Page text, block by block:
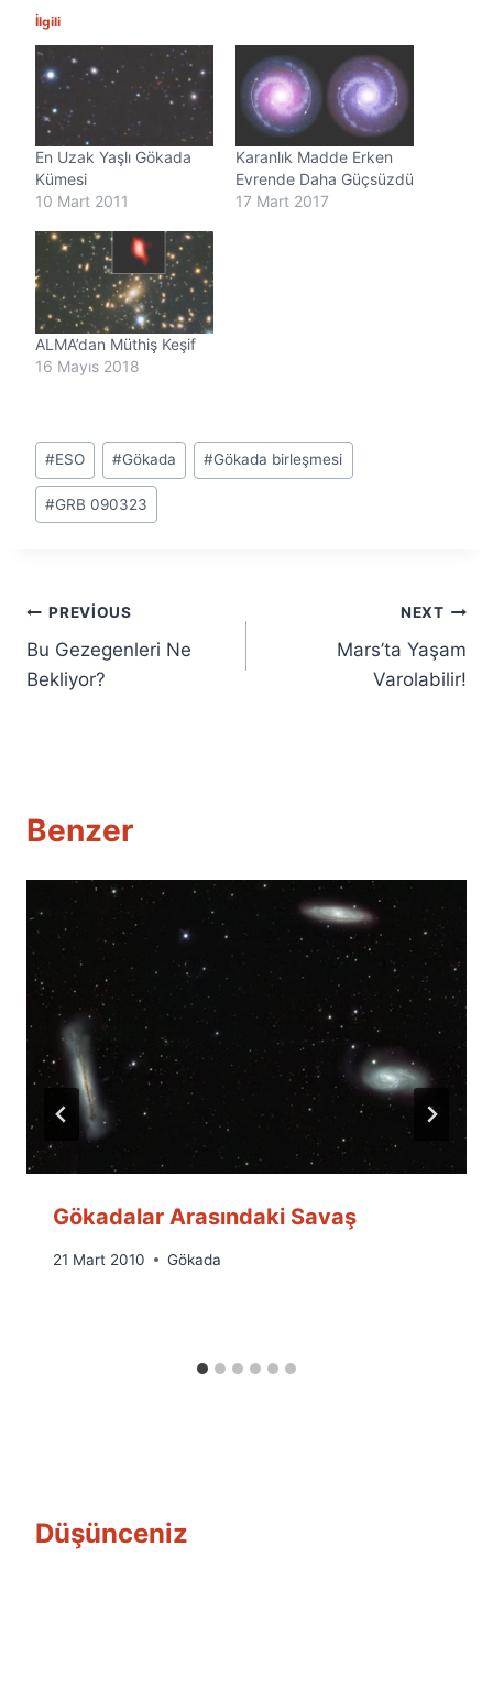
n
o
.
İlgili
En Uzak Yaşlı Gökada
Kümesi
10 Mart 2011
Karanlık Madde Erken
Evrende Daha Güçsüzdü
17 Mart 2017
ALMA’dan Müthiş Keşif
16 Mayıs 2018
Post
Tags:
#ESO #Gökada #Gökada birleşmesi
#GRB 090323
Yazı
gezinmesi
PREVIOUS
Bu Gezegenleri Ne
Bekliyor?
NEXT
Mars’ta Yaşam
Varolabilir!
Benzer
Gökadalar Arasındaki Savaş
By
21 Mart 2010 Gökada
Düşünceniz